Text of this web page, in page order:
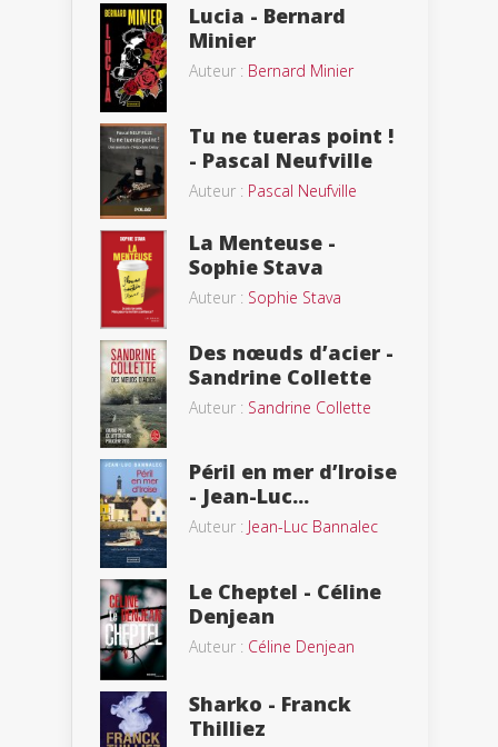
Lucia - Bernard
Minier
Auteur : Bernard Minier
Tu ne tueras point !
- Pascal Neufville
Auteur : Pascal Neufville
La Menteuse -
Sophie Stava
Auteur : Sophie Stava
Des nœuds d’acier -
Sandrine Collette
Auteur : Sandrine Collette
Péril en mer d’Iroise
- Jean-Luc...
Auteur : Jean-Luc Bannalec
Le Cheptel - Céline
Denjean
Auteur : Céline Denjean
Sharko - Franck
Thilliez